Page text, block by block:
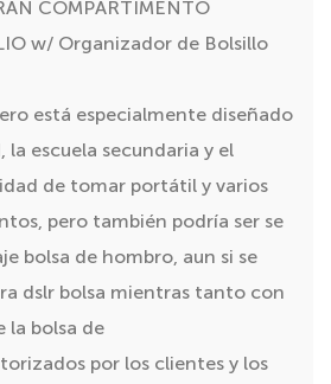
COMPARTIMENTO
w/ Organizador de Bolsillo
está especialmente diseñado
la escuela secundaria y el
de tomar portátil y varios
pero también podría ser se
bolsa de hombro, aun si se
dslr bolsa mientras tanto con
la bolsa de
por los clientes y los